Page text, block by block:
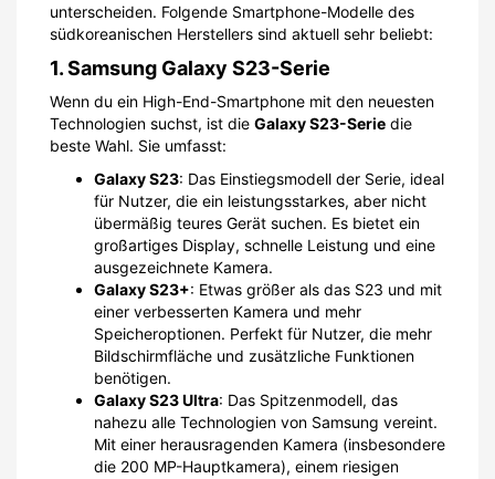
unterscheiden. Folgende Smartphone-Modelle des
südkoreanischen Herstellers sind aktuell sehr beliebt:
1. Samsung Galaxy S23-Serie
Wenn du ein High-End-Smartphone mit den neuesten
Technologien suchst, ist die Galaxy S23-Serie die
beste Wahl. Sie umfasst:
Galaxy S23: Das Einstiegsmodell der Serie, ideal
für Nutzer, die ein leistungsstarkes, aber nicht
übermäßig teures Gerät suchen. Es bietet ein
großartiges Display, schnelle Leistung und eine
ausgezeichnete Kamera.
Galaxy S23+: Etwas größer als das S23 und mit
einer verbesserten Kamera und mehr
Speicheroptionen. Perfekt für Nutzer, die mehr
Bildschirmfläche und zusätzliche Funktionen
benötigen.
Galaxy S23 Ultra: Das Spitzenmodell, das
nahezu alle Technologien von Samsung vereint.
Mit einer herausragenden Kamera (insbesondere
die 200 MP-Hauptkamera), einem riesigen